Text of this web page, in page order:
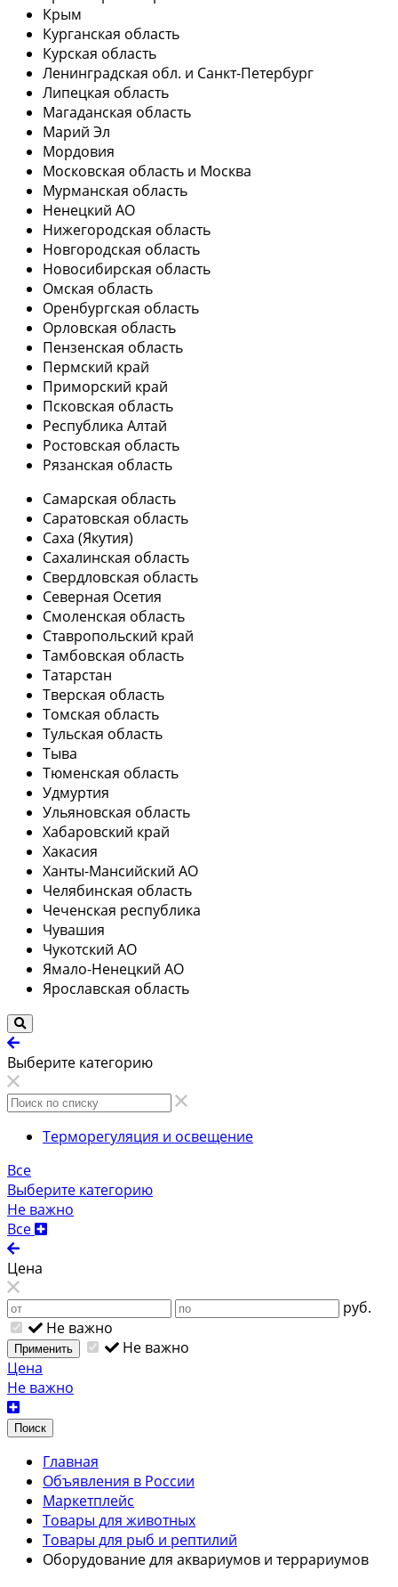
Крым
Курганская область
Курская область
Ленинградская обл. и Санкт-Петербург
Липецкая область
Магаданская область
Марий Эл
Мордовия
Московская область и Москва
Мурманская область
Ненецкий АО
Нижегородская область
Новгородская область
Новосибирская область
Омская область
Оренбургская область
Орловская область
Пензенская область
Пермский край
Приморский край
Псковская область
Республика Алтай
Ростовская область
Рязанская область
Самарская область
Саратовская область
Саха (Якутия)
Сахалинская область
Свердловская область
Северная Осетия
Смоленская область
Ставропольский край
Тамбовская область
Татарстан
Тверская область
Томская область
Тульская область
Тыва
Тюменская область
Удмуртия
Ульяновская область
Хабаровский край
Хакасия
Ханты-Мансийский АО
Челябинская область
Чеченская республика
Чувашия
Чукотский АО
Ямало-Ненецкий АО
Ярославская область
Выберите категорию
Терморегуляция и освещение
Все
Выберите категорию
Не важно
Все
Цена
руб.
Не важно
Применить
Не важно
Цена
Не важно
Поиск
Главная
Объявления в России
Маркетплейс
Товары для животных
Товары для рыб и рептилий
Оборудование для аквариумов и террариумов